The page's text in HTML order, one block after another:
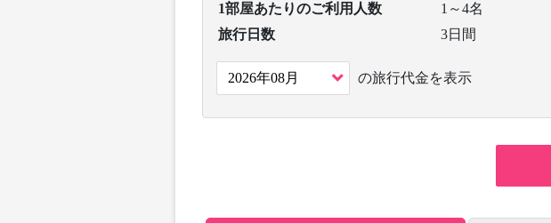
1部屋あたりのご利用人数
1～4名
旅行日数
3日間
の旅行代金を表示